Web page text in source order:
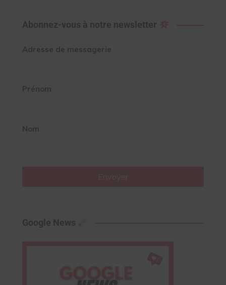
Abonnez-vous à notre newsletter
Adresse de messagerie
Prénom
Nom
Google News